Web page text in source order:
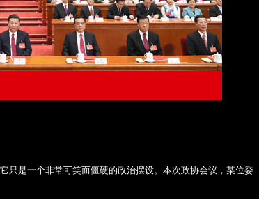
只是一个非常可笑而僵硬的政治摆设。本次政协会议，某位委